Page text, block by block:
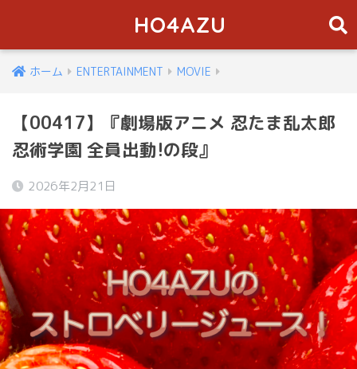
HO4AZU
ホーム ENTERTAINMENT MOVIE
【00417】『劇場版アニメ 忍たま乱太郎
忍術学園 全員出動!の段』
2026年2月21日